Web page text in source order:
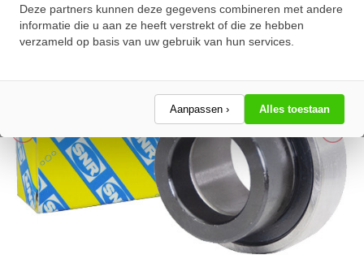
Deze partners kunnen deze gegevens combineren met andere
informatie die u aan ze heeft verstrekt of die ze hebben
verzameld op basis van uw gebruik van hun services.
Aanpassen › Alles toestaan